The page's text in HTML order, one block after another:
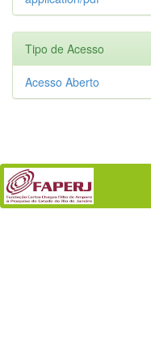
Tipo de Acesso
Acesso Aberto